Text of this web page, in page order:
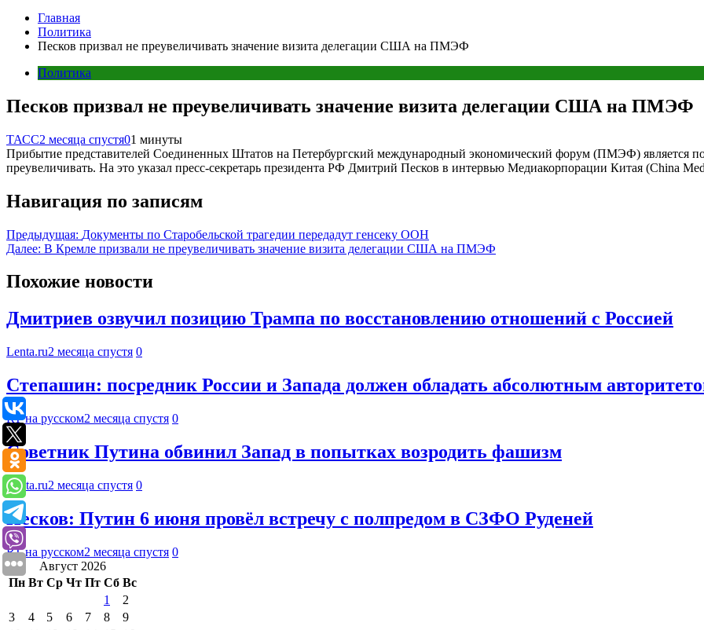
Главная
Политика
Песков призвал не преувеличивать значение визита делегации США на ПМЭФ
Политика
Песков призвал не преувеличивать значение визита делегации США на ПМЭФ
ТАСС2 месяца спустя01 минуты
Прибытие представителей Соединенных Штатов на Петербургский международный экономический форум (ПМЭФ) является
преувеличивать. На это указал пресс-секретарь президента РФ Дмитрий Песков в интервью Медиакорпорации Китая (China
Навигация по записям
Предыдущая: Документы по Старобельской трагедии передадут генсеку ООН
Далее: В Кремле призвали не преувеличивать значение визита делегации США на ПМЭФ
Похожие новости
Дмитриев озвучил позицию Трампа по восстановлению отношений с Россией
Lenta.ru2 месяца спустя 0
Степашин: посредник России и Запада должен обладать абсолютным
RT на русском2 месяца спустя 0
Советник Путина обвинил Запад в попытках возродить фашизм
Lenta.ru2 месяца спустя 0
Песков: Путин 6 июня провёл встречу с полпредом в СЗФО Руденей
RT на русском2 месяца спустя 0
Август 2026
Пн Вт Ср Чт Пт Сб Вс
1
2
3
4 5 6 7 8
9